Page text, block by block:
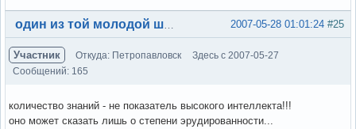
Вне форума #25
2007-05-28 01:01:24
один из той молодой шпаны
Участник Откуда: Петропавловск
Здесь с 2007-05-27
Сообщений: 165
количество знаний - не показатель высокого интеллекта!!!
оно может сказать лишь о степени эрудированности...